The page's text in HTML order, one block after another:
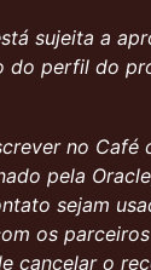
sujeita a
do perfil do
no Café
pela
sejam
os
cancelar o